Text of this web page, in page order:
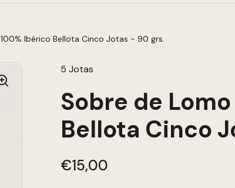
Ibérico Bellota Cinco Jotas - 90 grs.
5 Jotas
Sobre de
Bellota Cinco
€15,00